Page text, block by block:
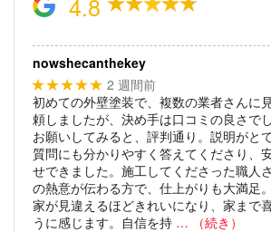
4.8
nowshecanthekey
★★★★★ 2 週間前
初めての外壁塗装で、複数の業者さんに
頼しましたが、決め手は口コミの良さで
お願いしてみると、評判通り。説明がとて
質問にも分かりやすく答えてくださり、
せできました。施工してくださった職人
の熱意が伝わる方で、仕上がりも大満足
家が見違えるほどきれいになり、家まで
うに感じます。自信を持 … （続き）